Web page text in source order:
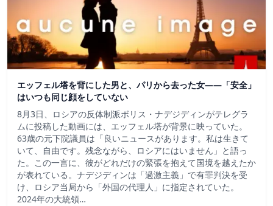
エッフェル塔を背にした男と、パリから去った女——「安全」
はいつも同じ顔をしていない
8月3日、ロシアの反体制派ボリス・ナデジディンがテレグラ
ムに投稿した動画には、エッフェル塔が背景に映っていた。
63歳の元下院議員は「良いニュースがあります。私は生きて
いて、自由です。残念ながら、ロシアにはいません」と語っ
た。この一言に、彼がどれだけの緊張を抱えて国境を越えたか
が表れている。ナデジディンは「過激主義」で有罪判決を受
け、ロシア当局から「外国の代理人」に指定されていた。
2024年の大統領…